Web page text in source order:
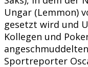
Ungar (Lemmon)
gesetzt wird und
Kollegen und
Sportreporter